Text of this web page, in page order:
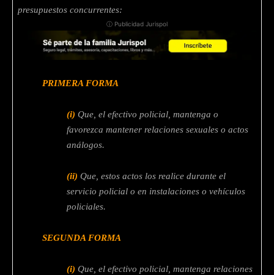
presupuestos concurrentes:
ⓘ Publicidad Jurispol
PRIMERA FORMA
(i) Que, el efectivo policial, mantenga o
favorezca mantener relaciones sexuales o actos
análogos.
(ii) Que, estos actos los realice durante el
servicio policial o en instalaciones o vehículos
policiales.
SEGUNDA FORMA
(i) Que, el efectivo policial, mantenga relaciones